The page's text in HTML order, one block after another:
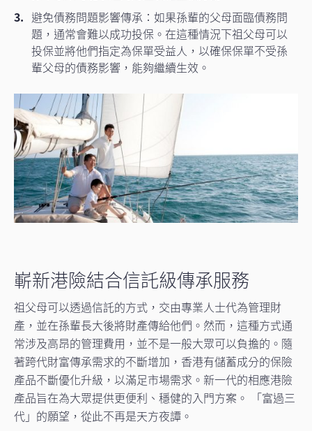
避免債務問題影響傳承：如果孫輩的父母面臨債務問
題，通常會難以成功投保。在這種情況下祖父母可以
投保並將他們指定為保單受益人，以確保保單不受孫
輩父母的債務影響，能夠繼續生效。
嶄新港險結合信託級傳承服務
祖父母可以透過信託的方式，交由專業人士代為管理財
產，並在孫輩長大後將財產傳給他們。然而，這種方式通
常涉及高昂的管理費用，並不是一般大眾可以負擔的。隨
著跨代財富傳承需求的不斷增加，香港有儲蓄成分的保險
產品不斷優化升級，以滿足市場需求。新一代的相應港險
產品旨在為大眾提供更便利、穩健的入門方案。 「富過三
代」的願望，從此不再是天方夜譚。